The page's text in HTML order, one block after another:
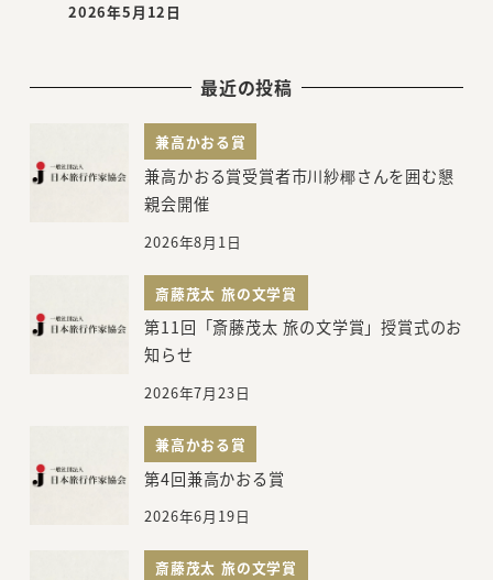
投稿日
2026年5月12日
最近の投稿
兼高かおる賞
兼高かおる賞受賞者市川紗椰さんを囲む懇
親会開催
2026年8月1日
斎藤茂太 旅の文学賞
第11回「斎藤茂太 旅の文学賞」授賞式のお
知らせ
2026年7月23日
兼高かおる賞
第4回兼高かおる賞
2026年6月19日
斎藤茂太 旅の文学賞